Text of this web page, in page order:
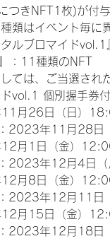
つきNFT1枚)が付与
類はイベント毎に
ルブロマイドvol.1
：11種類のNFT
ては、ご当選され
vol.1 個別握手券
11月26日（日）
2023年11月28日
月1日（金）
2023年12月4日（
月8日（金）
2023年12月11日
12月15日（金）
2023年12月18日